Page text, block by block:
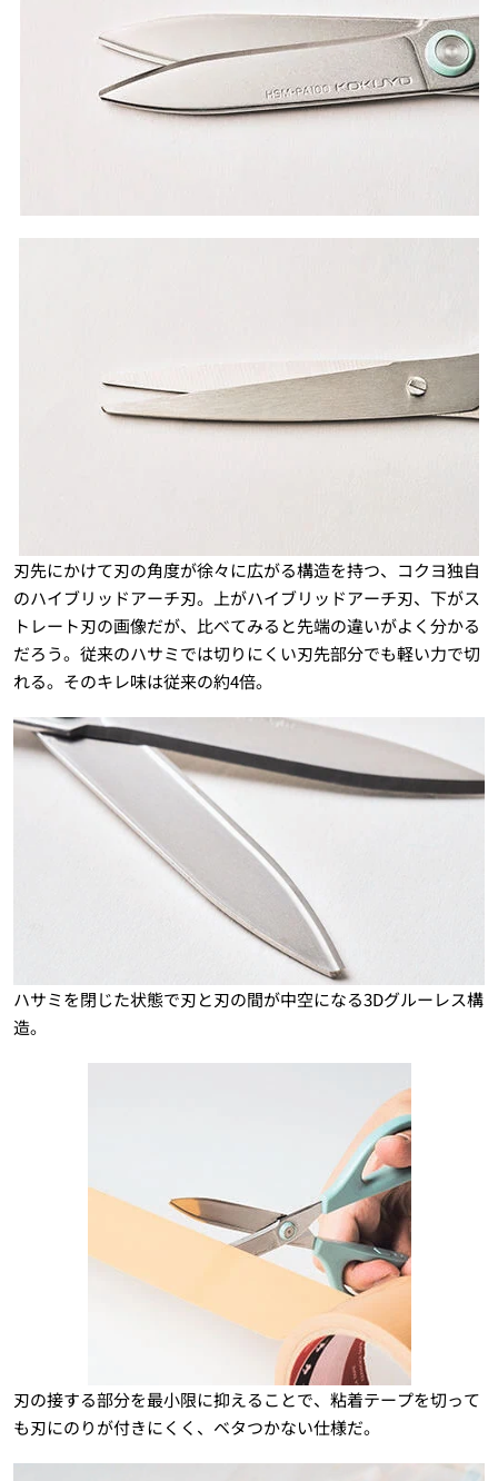
刃先にかけて刃の角度が徐々に広がる構造を持つ、コクヨ独自
のハイブリッドアーチ刃。上がハイブリッドアーチ刃、下がス
トレート刃の画像だが、比べてみると先端の違いがよく分かる
だろう。従来のハサミでは切りにくい刃先部分でも軽い力で切
れる。そのキレ味は従来の約4倍。
ハサミを閉じた状態で刃と刃の間が中空になる3Dグルーレス構
造。
刃の接する部分を最小限に抑えることで、粘着テープを切って
も刃にのりが付きにくく、ベタつかない仕様だ。